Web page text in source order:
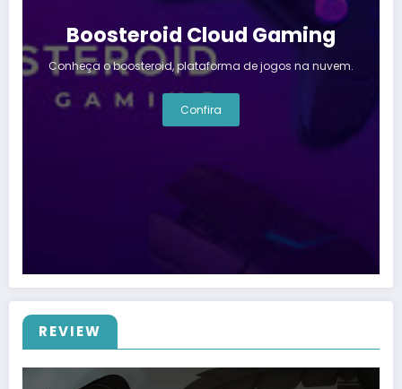
Boosteroid Cloud Gaming
Conheça o boosteroid, plataforma de jogos na nuvem.
Confira
REVIEW